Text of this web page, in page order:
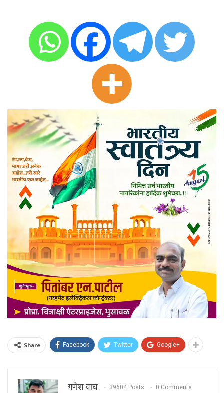
Share Facebook Twitter Google+
गणेश वाघ 39604 Posts 0 Comments